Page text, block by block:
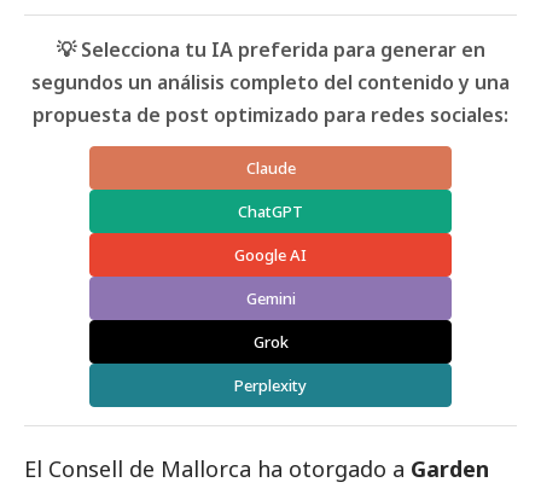
💡 Selecciona tu IA preferida para generar en
segundos un análisis completo del contenido y una
propuesta de post optimizado para redes sociales:
Claude
ChatGPT
Google AI
Gemini
Grok
Perplexity
El Consell de Mallorca ha otorgado a Garden